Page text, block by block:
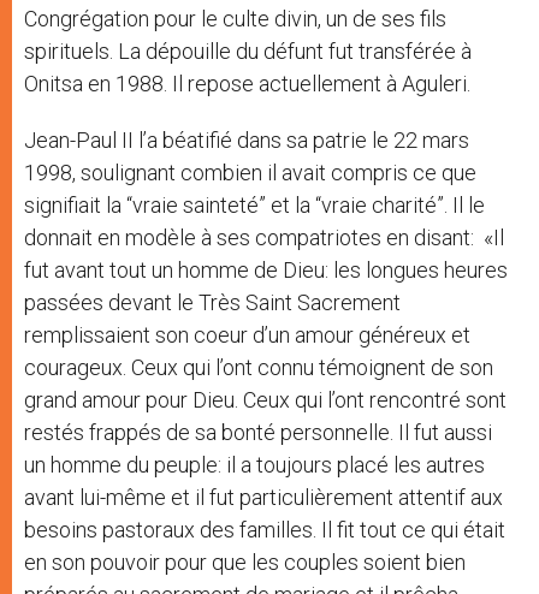
Congrégation pour le culte divin, un de ses fils
spirituels. La dépouille du défunt fut transférée à
Onitsa en 1988. Il repose actuellement à Aguleri.
Jean-Paul II l’a béatifié dans sa patrie le 22 mars
1998, soulignant combien il avait compris ce que
signifiait la “vraie sainteté” et la “vraie charité”. Il le
donnait en modèle à ses compatriotes en disant: «Il
fut avant tout un homme de Dieu: les longues heures
passées devant le Très Saint Sacrement
remplissaient son coeur d’un amour généreux et
courageux. Ceux qui l’ont connu témoignent de son
grand amour pour Dieu. Ceux qui l’ont rencontré sont
restés frappés de sa bonté personnelle. Il fut aussi
un homme du peuple: il a toujours placé les autres
avant lui-même et il fut particulièrement attentif aux
besoins pastoraux des familles. Il fit tout ce qui était
en son pouvoir pour que les couples soient bien